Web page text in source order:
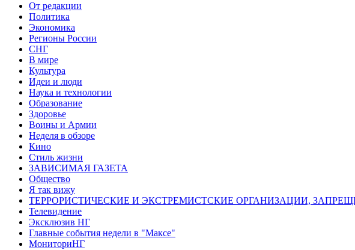
От редакции
Политика
Экономика
Регионы России
СНГ
В мире
Культура
Идеи и люди
Наука и технологии
Образование
Здоровье
Воины и Армии
Неделя в обзоре
Кино
Стиль жизни
ЗАВИСИМАЯ ГАЗЕТА
Общество
Я так вижу
ТЕРРОРИСТИЧЕСКИЕ И ЭКСТРЕМИСТСКИЕ ОРГАНИЗАЦИИ,
Телевидение
Эксклюзив НГ
Главные события недели в "Максе"
МониториНГ